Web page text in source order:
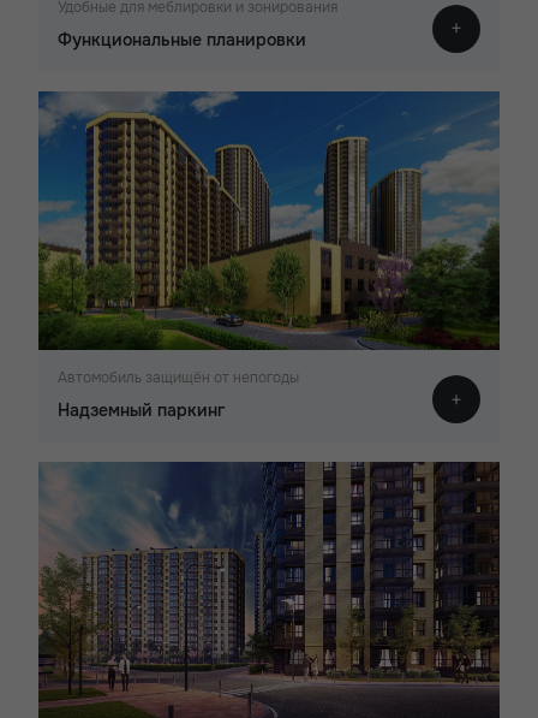
Удобные для меблировки и зонирования
Функциональные планировки
Автомобиль защищён от непогоды
Надземный паркинг